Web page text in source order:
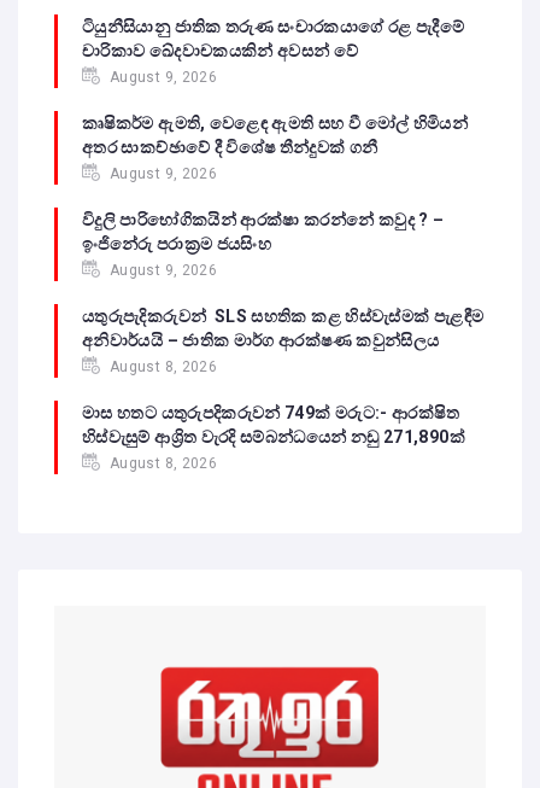
ටියුනීසියානු ජාතික තරුණ සංචාරකයාගේ රළ පැදීමේ
චාරිකාව ඛේදවාචකයකින් අවසන් වේ‍
August 9, 2026
කෘෂිකර්ම ඇමති, වෙළෙඳ ඇමති සහ වී මෝල් හිමියන්
අතර සාකච්ඡාවේ දී විශේෂ තීන්දුවක් ගනී
August 9, 2026
විදුලි පාරිභෝගිකයින් ආරක්ෂා කරන්නේ කවුද ? –
ඉංජිනේරු පරාක්‍රම ජයසිංහ
August 9, 2026
යතුරුපැදිකරුවන් SLS සහතික කළ හිස්වැස්මක් පැළඳීම
අනිවාර්යයි – ජාතික මාර්ග ආරක්ෂණ කවුන්සිලය
August 8, 2026
මාස හතට යතුරුපදිකරුවන් 749ක් මරුට:- ආරක්ෂිත
හිස්වැසුම් ආශ්‍රිත වැරදි සම්බන්ධයෙන් නඩු 271,890ක්
August 8, 2026